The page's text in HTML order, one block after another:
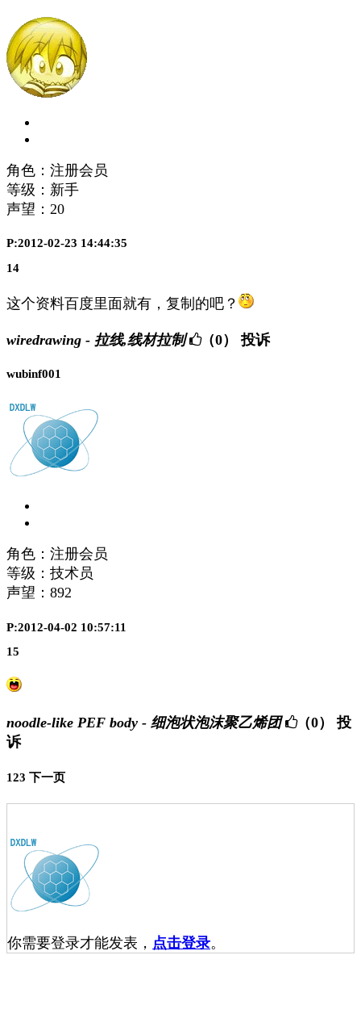
角色：注册会员
等级：新手
声望： 20
P:2012-02-23 14:44:35
14
这个资料百度里面就有，复制的吧？
wiredrawing - 拉线,线材拉制 （0） 投诉
wubinf001
角色：注册会员
等级：技术员
声望： 892
P:2012-04-02 10:57:11
15
noodle-like PEF body - 细泡状泡沫聚乙烯团 （0）
投
诉
123 下一页
你需要登录才能发表， 点击登录。